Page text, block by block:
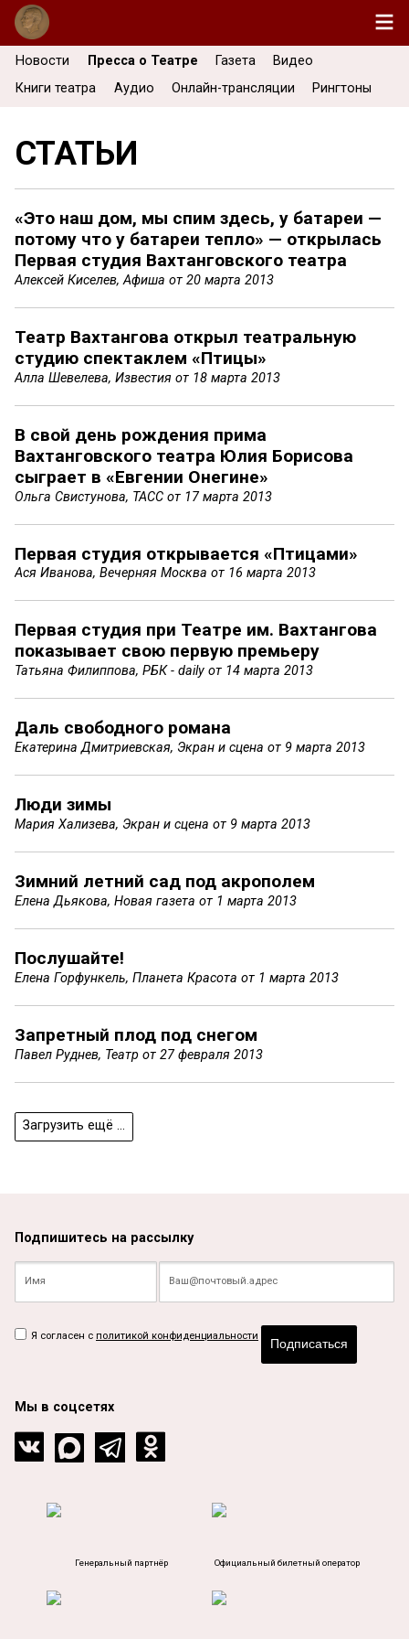
Новости Пресса о Театре Газета
Видео
Книги театра
Аудио Онлайн-трансляции Рингтоны
СТАТЬИ
«Это наш дом, мы спим здесь, у батареи —
потому что у батареи тепло» — открылась
Первая студия Вахтанговского театра
Алексей Киселев, Афиша от 20 марта 2013
Театр Вахтангова открыл театральную
студию спектаклем «Птицы»
Алла Шевелева, Известия от 18 марта 2013
В свой день рождения прима
Вахтанговского театра Юлия Борисова
сыграет в «Евгении Онегине»
Ольга Свистунова, ТАСС от 17 марта 2013
Первая студия открывается «Птицами»
Ася Иванова, Вечерняя Москва от 16 марта 2013
Первая студия при Театре им. Вахтангова
показывает свою первую премьеру
Татьяна Филиппова, РБК - daily от 14 марта 2013
Даль свободного романа
Екатерина Дмитриевская, Экран и сцена от 9 марта 2013
Люди зимы
Мария Хализева, Экран и сцена от 9 марта 2013
Зимний летний сад под акрополем
Елена Дьякова, Новая газета от 1 марта 2013
Послушайте!
Елена Горфункель, Планета Красота от 1 марта 2013
Запретный плод под снегом
Павел Руднев, Театр от 27 февраля 2013
Загрузить ещё ...
Подпишитесь на рассылку
Я согласен с политикой конфиденциальности
Подписаться
Мы в соцсетях
Генеральный партнёр Официальный билетный оператор